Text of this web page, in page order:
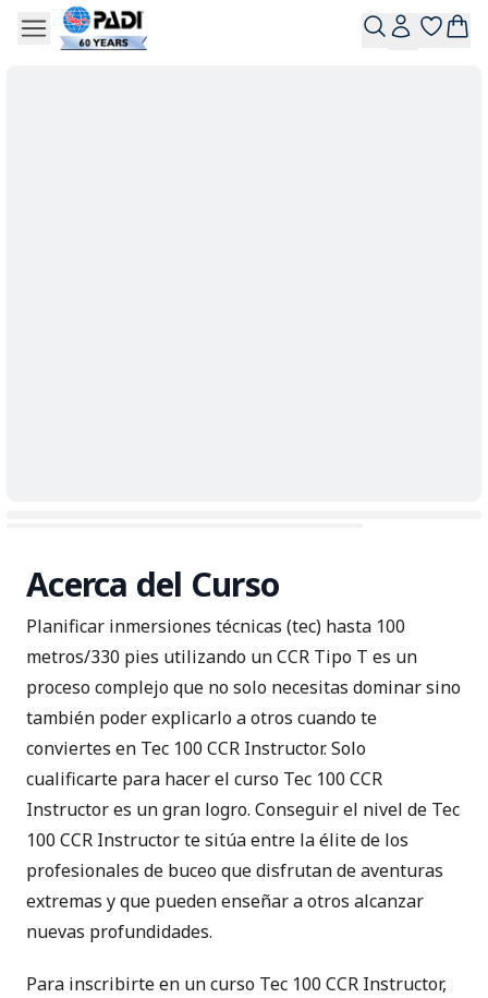
Acerca del Curso
Planificar inmersiones técnicas (tec) hasta 100
metros/330 pies utilizando un CCR Tipo T es un
proceso complejo que no solo necesitas dominar sino
también poder explicarlo a otros cuando te
conviertes en Tec 100 CCR Instructor. Solo
cualificarte para hacer el curso Tec 100 CCR
Instructor es un gran logro. Conseguir el nivel de Tec
100 CCR Instructor te sitúa entre la élite de los
profesionales de buceo que disfrutan de aventuras
extremas y que pueden enseñar a otros alcanzar
nuevas profundidades.
Para inscribirte en un curso Tec 100 CCR Instructor,